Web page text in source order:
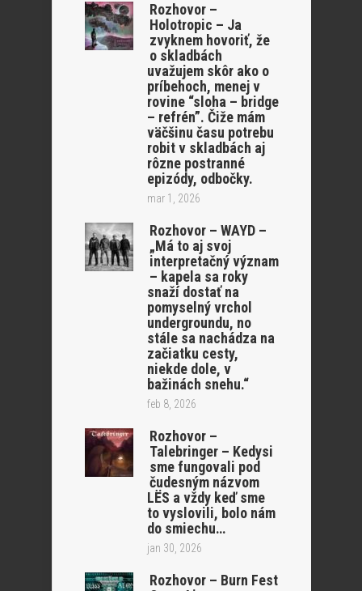
Rozhovor –
Holotropic – Ja
zvyknem hovoriť, že
o skladbách
uvažujem skôr ako o
príbehoch, menej v
rovine “sloha – bridge
– refrén”. Čiže mám
väčšinu času potrebu
robit v skladbách aj
rôzne postranné
epizódy, odbočky.
mar 1, 2026
Rozhovor – WAYD –
„Má to aj svoj
interpretačný význam
– kapela sa roky
snaží dostať na
pomyselný vrchol
undergroundu, no
stále sa nachádza na
začiatku cesty,
niekde dole, v
bažinách snehu.“
feb 8, 2026
Rozhovor –
Talebringer – Kedysi
sme fungovali pod
čudesným názvom
LËS a vždy keď sme
to vyslovili, bolo nám
do smiechu…
jan 30, 2026
Rozhovor – Burn Fest